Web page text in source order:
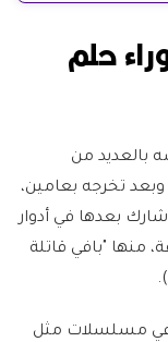
حلم
بالعديد من
تخرجه بعامين،
بعدها في أدوار
منها "بافي قاتلة
في مسلسلات مثل